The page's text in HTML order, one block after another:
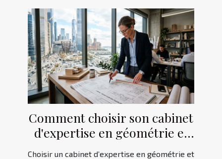
Comment choisir son cabinet
d'expertise en géométrie et
urbanisme ?
Choisir un cabinet d’expertise en géométrie et